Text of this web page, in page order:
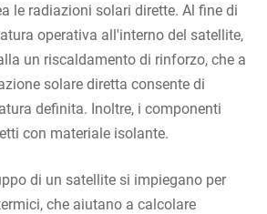
le radiazioni solari dirette. Al fine di
operativa all'interno del satellite,
un riscaldamento di rinforzo, che a
solare diretta consente di
definita. Inoltre, i componenti
con materiale isolante.
di un satellite si impiegano per
che aiutano a calcolare